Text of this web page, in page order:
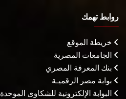
روابط تهمك
خريطة الموقع
الجامعات المصرية
بنك المعرفة المصري
بوابة مصر الرقميـة
البوابة الإلكترونية للشكاوى الموحدة